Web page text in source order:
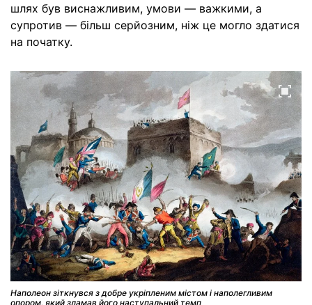
шлях був виснажливим, умови — важкими, а
супротив — більш серйозним, ніж це могло здатися
на початку.
Наполеон зіткнувся з добре укріпленим містом і наполегливим
опором, який зламав його наступальний темп